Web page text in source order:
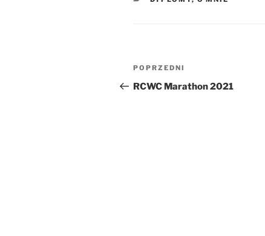
Nawigacja
wpisu
Poprzedni
wpis
POPRZEDNI
RCWC Marathon 2021